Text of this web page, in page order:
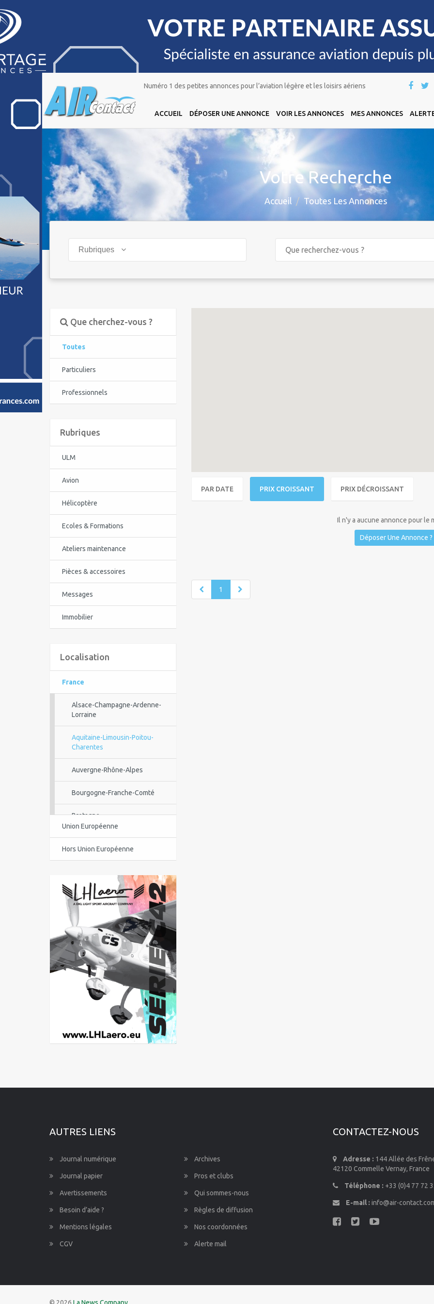
Numéro 1 des petites annonces pour l’aviation légère et les loisirs aériens
ACCUEIL DÉPOSER UNE ANNONCE VOIR LES ANNONCES MES ANNONCES
Votre Recherche
Accueil Toutes Les Annonces
Rubriques
Que cherchez-vous ?
Toutes
Particuliers
Professionnels
Rubriques
ULM
Avion
Hélicoptère
Ecoles & Formations
Ateliers maintenance
Pièces & accessoires
Messages
Immobilier
Localisation
France
Alsace-Champagne-Ardenne-
Lorraine
Aquitaine-Limousin-Poitou-
Charentes
Auvergne-Rhône-Alpes
Bourgogne-Franche-Comté
Bretagne
Centre-Val de Loire
Corse
Guadeloupe
Guyane
Île-de-France
La Réunion
Languedoc-Roussillon-Midi-
Pyrénées
Mayotte
Union Européenne
Hors Union Européenne
PAR DATE PRIX CROISSANT PRIX DÉCROISSANT
Il n'y a aucune annonce pour le
Déposer Une Annonce ?
1
AUTRES LIENS
Journal numérique Archives
Journal papier Pros et clubs
Avertissements Qui sommes-nous
Besoin d’aide ? Règles de diffusion
Mentions légales Nos coordonnées
CGV Alerte mail
CONTACTEZ-NOUS
Adresse : 144 Allée des
42120 Commelle Vernay, France
Téléphone : +33 (0)4 77 72
E-mail : info@air-